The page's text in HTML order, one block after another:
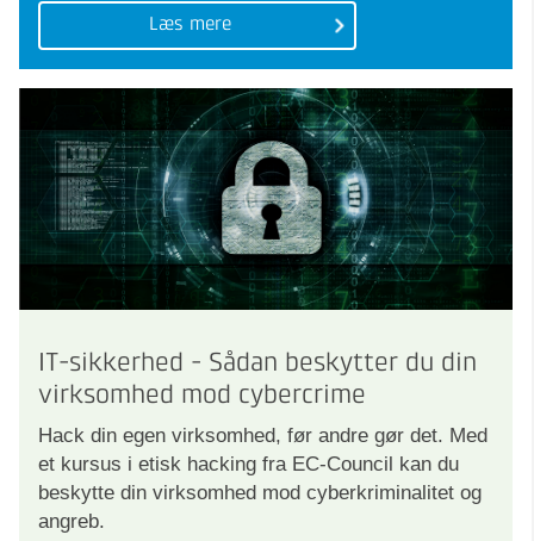
Læs mere
IT-sikkerhed - Sådan beskytter du din
virksomhed mod cybercrime
Hack din egen virksomhed, før andre gør det. Med
et kursus i etisk hacking fra EC-Council kan du
beskytte din virksomhed mod cyberkriminalitet og
angreb.